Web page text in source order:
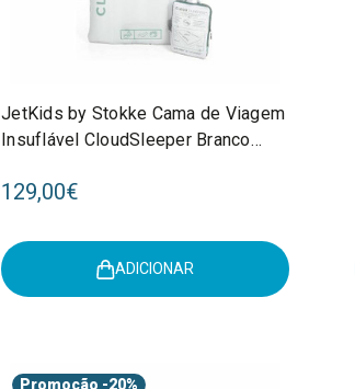
JetKids by Stokke Cama de Viagem
Insuflável CloudSleeper Branco
129,00€
ADICIONAR
Promoção -20%